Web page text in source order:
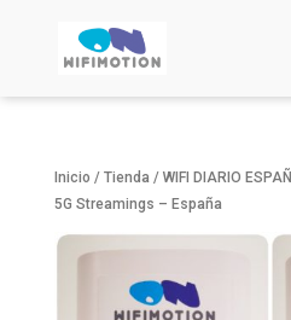
Inicio / Tienda/ WIFI DIARIO
5G Streamings – España